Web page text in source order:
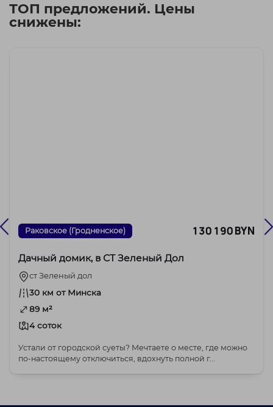
ТОП предложений. Цены
снижены:
Раковское (Гродненское) 130 190 BYN
Дачный домик, в СТ Зеленый Дол
ст Зеленый дол
30 км от Минска
89 м²
4 соток
Устали от городской суеты? Мечтаете о месте, где можно
по-настоящему отключиться, вдохнуть полной г...